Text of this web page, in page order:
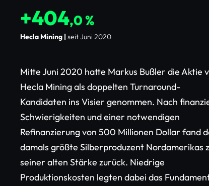
+404,0 %
Hecla Mining | seit Juni 2020
Mitte Juni 2020 hatte Markus Bußler die Aktie
Hecla Mining als doppelten Turnaround-
Kandidaten ins Visier genommen. Nach
Schwierigkeiten und einer notwendigen
Refinanzierung von 500 Millionen Dollar fand
damals größte Silberproduzent Nordamerikas
seiner alten Stärke zurück. Niedrige
Produktionskosten legten dabei das